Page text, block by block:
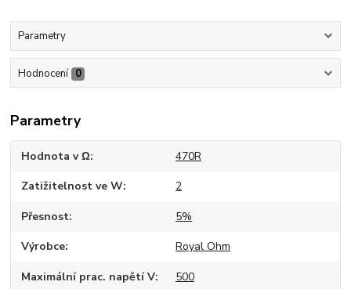
Parametry
Hodnocení 0
Parametry
Hodnota v Ω 470R
Zatižitelnost ve W 2
Přesnost 5%
Výrobce Royal Ohm
Maximální prac. napětí V 500